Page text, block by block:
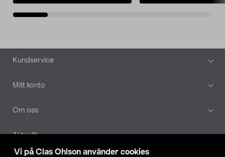
Vi på Clas Ohlson använder cookies
Sidfot
Kundservice
Mitt konto
Om oss
Aktuellt